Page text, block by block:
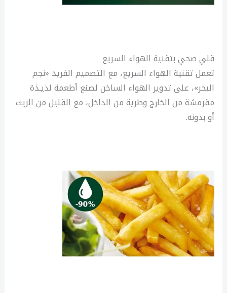
قلي صحي بتقنية الهواء السريع
تعمل تقنية الهواء السريع، مع التصميم الفريد «نجم
البحر»، على تدوير الهواء الساخن لصنع أطعمة لذيـذة
مقرمشة من الخارج وطرية من الداخل، مع القليل من الزيت
أو بدونه.